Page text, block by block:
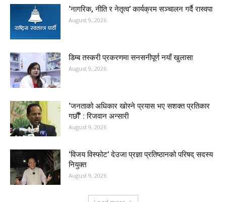
‘नागरिक, नीति र नेतृत्व’ कार्यक्रम सञ्चालन गर्दै रास्वपा
August 9, 2026
डिम्ब तस्करी प्रकरणमा सनसनीपूर्ण नयाँ खुलासा
August 9, 2026
‘जनताको अधिकार खोस्ने प्रयास भए सशक्त प्रतिकार
गर्छौं’ : रिजवान अन्सारी
August 9, 2026
‘विजय विस्फोट’ देउजा प्रज्ञा प्रतिष्ठानको परिषद् सदस्य
नियुक्त
August 9, 2026